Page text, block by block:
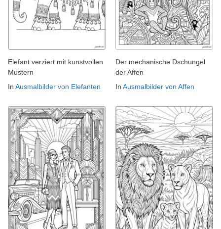
Elefant verziert mit kunstvollen
Mustern
In Ausmalbilder von Elefanten
Der mechanische Dschungel
der Affen
In Ausmalbilder von Affen